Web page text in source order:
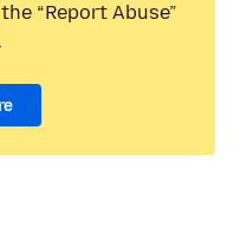
“Report Abuse”